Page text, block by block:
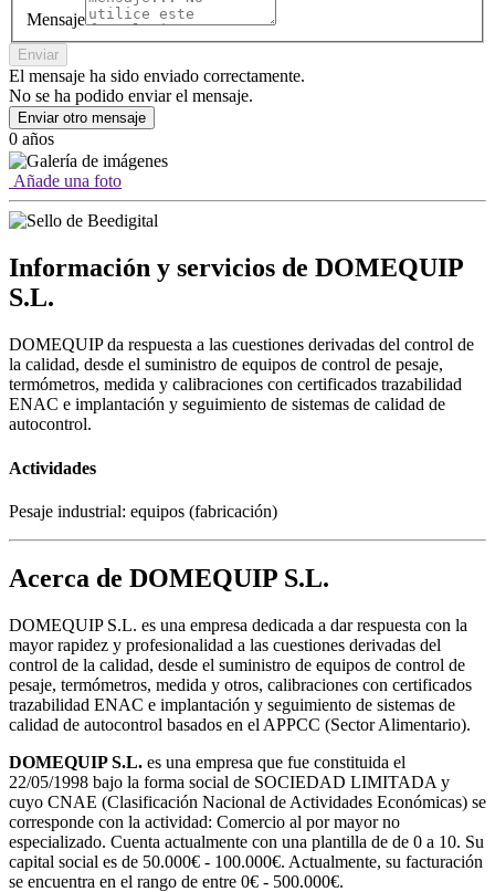
Mensaje
Enviar
El mensaje ha sido enviado correctamente.
No se ha podido enviar el mensaje.
Enviar otro mensaje
0 años
Añade una foto
Información y servicios de DOMEQUIP
S.L.
DOMEQUIP da respuesta a las cuestiones derivadas del control de
la calidad, desde el suministro de equipos de control de pesaje,
termómetros, medida y calibraciones con certificados trazabilidad
ENAC e implantación y seguimiento de sistemas de calidad de
autocontrol.
Actividades
Pesaje industrial: equipos (fabricación)
Acerca de DOMEQUIP S.L.
DOMEQUIP S.L. es una empresa dedicada a dar respuesta con la
mayor rapidez y profesionalidad a las cuestiones derivadas del
control de la calidad, desde el suministro de equipos de control de
pesaje, termómetros, medida y otros, calibraciones con certificados
trazabilidad ENAC e implantación y seguimiento de sistemas de
calidad de autocontrol basados en el APPCC (Sector Alimentario).
DOMEQUIP S.L. es una empresa que fue constituida el
22/05/1998 bajo la forma social de SOCIEDAD LIMITADA y
cuyo CNAE (Clasificación Nacional de Actividades Económicas) se
corresponde con la actividad: Comercio al por mayor no
especializado. Cuenta actualmente con una plantilla de de 0 a 10. Su
capital social es de 50.000€ - 100.000€. Actualmente, su facturación
se encuentra en el rango de entre 0€ - 500.000€.